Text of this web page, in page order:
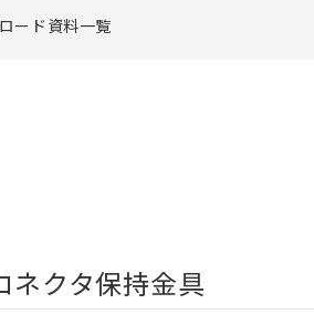
ード資料一覧
ネクタ保持金具